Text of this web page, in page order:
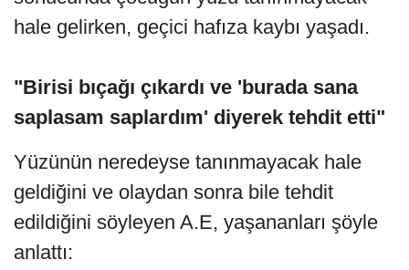
hale gelirken, geçici hafıza kaybı yaşadı.
"Birisi bıçağı çıkardı ve 'burada sana
saplasam saplardım' diyerek tehdit etti"
Yüzünün neredeyse tanınmayacak hale
geldiğini ve olaydan sonra bile tehdit
edildiğini söyleyen A.E, yaşananları şöyle
anlattı: